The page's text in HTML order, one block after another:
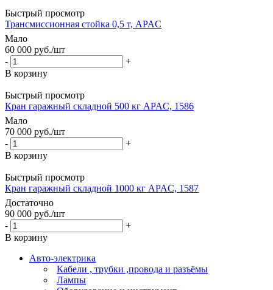
Быстрый просмотр
Трансмиссионная стойка 0,5 т, APAC
Мало
60 000 руб./шт
-
+
В корзину
Быстрый просмотр
Кран гаражный складной 500 кг APAC, 1586
Мало
70 000 руб./шт
-
+
В корзину
Быстрый просмотр
Кран гаражный складной 1000 кг APAC, 1587
Достаточно
90 000 руб./шт
-
+
В корзину
Авто-электрика
Кабели , трубки ,провода и разъёмы
Лампы